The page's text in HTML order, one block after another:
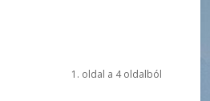
1. oldal a 4 oldalból